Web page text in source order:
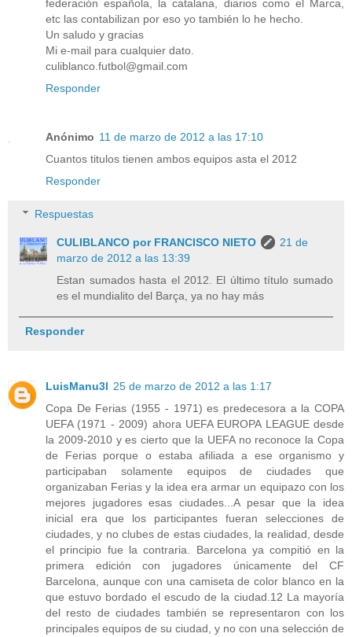
federación española, la catalana, diarios como el Marca,
etc las contabilizan por eso yo también lo he hecho.
Un saludo y gracias
Mi e-mail para cualquier dato.
culiblanco.futbol@gmail.com
Responder
Anónimo 11 de marzo de 2012 a las 17:10
Cuantos titulos tienen ambos equipos asta el 2012
Responder
Respuestas
CULIBLANCO por FRANCISCO NIETO
21 de
marzo de 2012 a las 13:39
Estan sumados hasta el 2012. El último título sumado
es el mundialito del Barça, ya no hay más
Responder
LuisManu3l 25 de marzo de 2012 a las 1:17
Copa De Ferias (1955 - 1971) es predecesora a la COPA
UEFA (1971 - 2009) ahora UEFA EUROPA LEAGUE desde
la 2009-2010 y es cierto que la UEFA no reconoce la Copa
de Ferias porque o estaba afiliada a ese organismo y
participaban solamente equipos de ciudades que
organizaban Ferias y la idea era armar un equipazo con los
mejores jugadores esas ciudades...A pesar que la idea
inicial era que los participantes fueran selecciones de
ciudades, y no clubes de estas ciudades, la realidad, desde
el principio fue la contraria. Barcelona ya compitió en la
primera edición con jugadores únicamente del CF
Barcelona, aunque con una camiseta de color blanco en la
que estuvo bordado el escudo de la ciudad.12 La mayoría
del resto de ciudades también se representaron con los
principales equipos de su ciudad, y no con una selección de